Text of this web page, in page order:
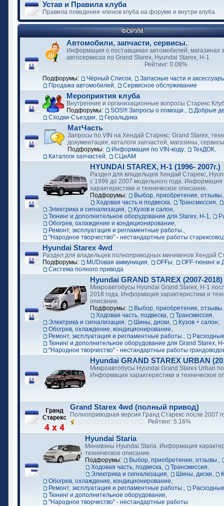
Устав и Правила клуба
Правила поведения членов клуба на форуме и внутри клуба.
ФОРУМ
Автомобили, запчасти, сервисы.
Информация о поставщиках автомобилей, магазинах
автосервисах по Grand Starex, Hyundai Starex, H-1
Рейтинг: 0.08%
Подфорумы:
Чёрный Список,
Запасные части и
Продажа автомобилей, Сервисное обслуживание
Мероприятия клуба
Внутренние и организационные вопросы Старекс
Подфорумы:
SOS!!! Запросы о помощи.,
Добрые
Сходки-Съездки, Геральдика
МатЧасть
Запросы по VIN на Хендай Старекс, Grand Starex,
документация, каталоги запчастей, магазины, сервисы
Подфорумы:
Информация по VIN-коду, ТехДОК,
Каталоги запчастей, СЦиАМ
HYUNDAI STAREX, H-1 (1996- 2007г.)
Раздел для владельцев Хендай Старекс,
с 1996 до 2007 модельного года. Информация
характеристики и техническое описание.
Подфорумы:
Выбор, приобретение, отзывы
Ходовая часть и подвеска, Трансмиссия,
Электрика и сигнализация, Кузов и салон,
Тюнинг и дополнительное оборудование для Starex, H-1,
Обогрев, охлаждение и кондиционирование,
Ремонт, эксплуатация и регламентные работы.,
"Народное творчество" - нестандартные работы
Hyundai Starex 4wd
Раздел для владельцев полноприводных минивенов Хендай
Подфорумы:
MUDовая аммуниция, OFFы,
OFF-тюнинг и
Cистема полного привода
Hyundai GRAND STAREX (2007-2018)
Микроавтобусы Hyundai Grand Starex, H-1
2018 года. Информация характеристики и
описание.
Подфорумы:
Выбор, приобретение, отзывы.
Ходовая часть, подвеска, Трансмиссия,
Электрика и сигнализация, Шины, диски, Кузов + салон,
Обогрев, охлаждение, кондиционирование,
Ремонт, эксплуатация и регламентные работы.,
Тюнинг и дополнительное оборудование для Grand Starex,
"Народное творчество" - нестандартные работы
Hyundai GRAND STAREX URBAN
Микроавтобусы Hyundai Grand Starex Urban
Информация характеристики и техническое
Grand Starex 4wd (полный привод)
Полноприводная версия Гранд Старекс после 2007
Рейтинг: 5.16%
Hyundai Staria
Минивэны Hyundai Staria. Информация
техническое описание.
Подфорумы:
Выбор, приобретение, отзывы.,
Ходовая часть, подвеска, Трансмиссия,
Электрика и сигнализация, Шины, диски,
Обогрев, охлаждение, кондиционирование,
Ремонт, эксплуатация и регламентные работы.,
Тюнинг и дополнительное оборудование,
"Народное творчество" - нестандартные работы